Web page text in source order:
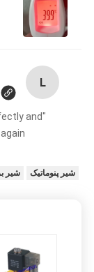
L
and
شیر پنوماتیک شیر